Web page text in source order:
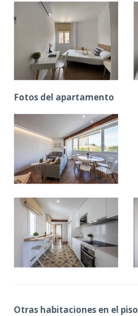
Fotos del apartamento
Otras habitaciones en el piso